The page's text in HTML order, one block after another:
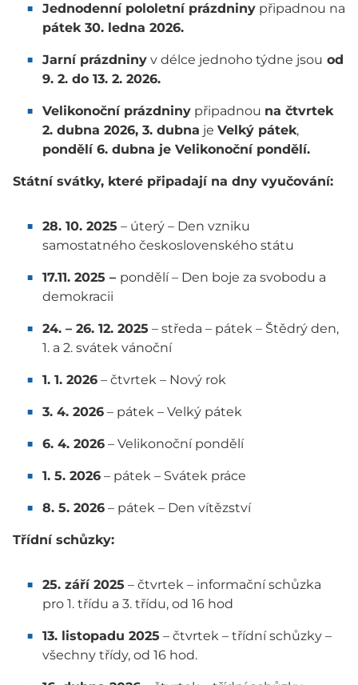
Jednodenní pololetní prázdninypřipadnou na
pátek 30. ledna 2026.
Jarní prázdninyv délce jednoho týdne jsou od
9. 2. do 13. 2. 2026.
Velikonoční prázdninypřipadnou na čtvrtek
2. dubna 2026, 3. dubna je Velký pátek,
pondělí 6. dubna je Velikonoční pondělí.
Státní svátky, které připadají na dny vyučování:
28. 10. 2025 – úterý – Den vzniku
samostatného československého státu
17.11. 2025 – pondělí – Den boje za svobodu a
demokracii
24. – 26. 12. 2025 – středa – pátek – Štědrý den,
1. a 2. svátek vánoční
1. 1. 2026– čtvrtek – Nový rok
3. 4. 2026– pátek – Velký pátek
6. 4. 2026– Velikonoční pondělí
1. 5. 2026– pátek – Svátek práce
8. 5. 2026– pátek – Den vítězství
Třídní schůzky:
25. září 2025 – čtvrtek – informační schůzka
pro 1. třídu a 3. třídu, od 16 hod
13. listopadu 2025 – čtvrtek – třídní schůzky –
všechny třídy, od 16 hod.